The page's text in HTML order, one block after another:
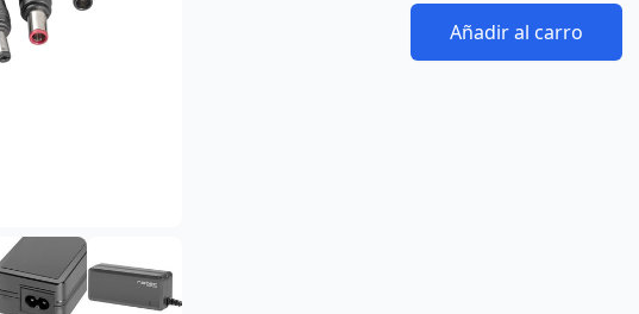
Añadir al carro